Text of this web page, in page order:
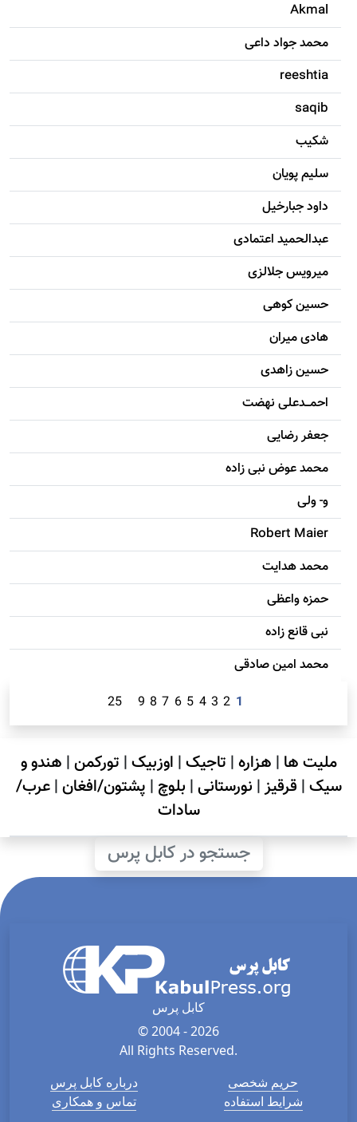
Akmal
محمد جواد داعی
reeshtia
saqib
شکيب
سليم پویان
داود جبارخیل
عبدالحمید اعتمادی
میرویس جلالزی
حسين کوهی
هادی ميران
حسين زاهدی
احمـــدعلی نهضت
جعفر رضایی
محمد عوض نبی زاده
و- ولی
Robert Maier
محمد هدایت
حمزه واعظی
نبی قانع زاده
محمد امين صادقی
1
2
3
4
5
6
7
8
9
25
ملیت ها | هزاره| تاجیک| اوزبیک| تورکمن| هندو و
سیک| قرقیز| نورستانی| بلوچ | پشتون/افغان|عرب/
سادات
جستجو در کابل پرس
کابل پرس
© 2004 - 2026
All Rights Reserved.
درباره کابل پرس
تماس و همکاری
حریم شخصی
شرایط استفاده